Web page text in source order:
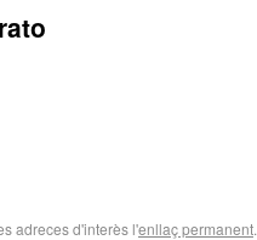
adreces d'interès l'enllaç permanent.